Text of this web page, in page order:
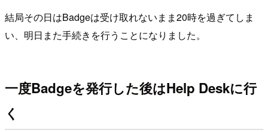
結局その日はBadgeは受け取れないまま20時を過ぎてしま
い、明日また手続きを行うことになりました。
一度Badgeを発行した後はHelp Deskに行
く